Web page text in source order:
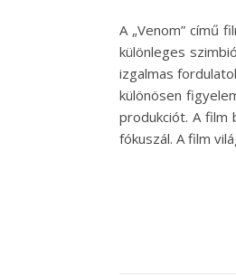
A „Venom” című
különleges
izgalmas
különösen
produkciót. A film
fókuszál. A film